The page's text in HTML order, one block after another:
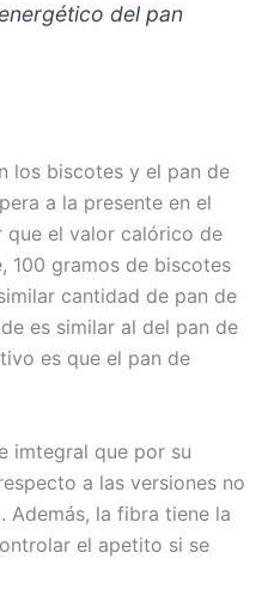
del pan
los biscotes y el pan de
a la presente en el
que el valor calórico de
100 gramos de biscotes
cantidad de pan de
es similar al del pan de
es que el pan de
imtegral que por su
a las versiones no
Además, la fibra tiene la
el apetito si se